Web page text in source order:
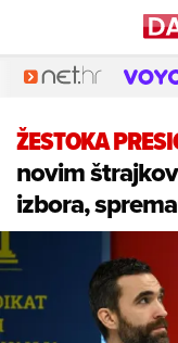
ŽESTOKA
novim
izbora,